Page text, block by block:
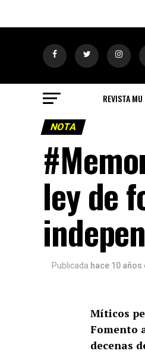
REVISTA MU
NOTA
ley de
Publicada hace 10 años
Míticos
Fomento
decenas